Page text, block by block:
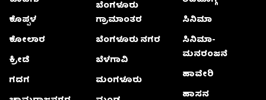
ಕೊಪ್ಪಳ
ಕೋಲಾರ
ಕ್ರೀಡೆ
ಗದಗ
ಬೆಂಗಳೂರು
ಗ್ರಾಮಾಂತರ
ಬೆಂಗಳೂರು ನಗರ
ಬೆಳಗಾವಿ
ಮಂಗಳೂರು
ಸಿನಿಮಾ
ಸಿನಿಮಾ-
ಮನರಂಜನೆ
ಹಾವೇರಿ
ಹಾಸನ